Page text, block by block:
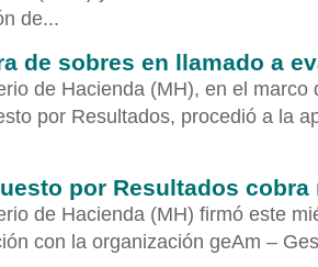
de...
de sobres en llamado a
de Hacienda (MH), en el marco
por Resultados, procedió a la
por Resultados
de Hacienda (MH) firmó este
con la organización geAm –